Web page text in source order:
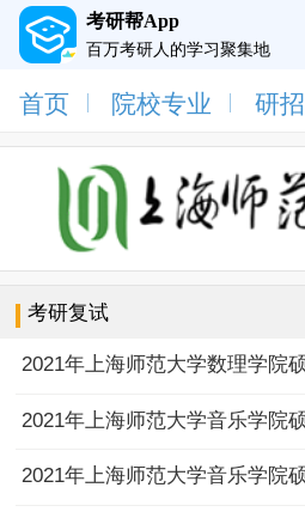
考研帮App
百万考研人的学习聚集地
首页 院校专业 研招
考研复试